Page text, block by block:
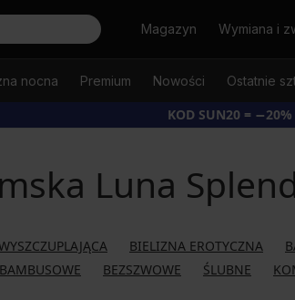
SzukajMagazyn Wymiana i
nocna Premium Nowości Ostatnie
KOD SUN20 = −20%
Luna
BIELIZNA EROTYCZNA
BAMBUSOWE BEZSZWOWE ŚLUBNE